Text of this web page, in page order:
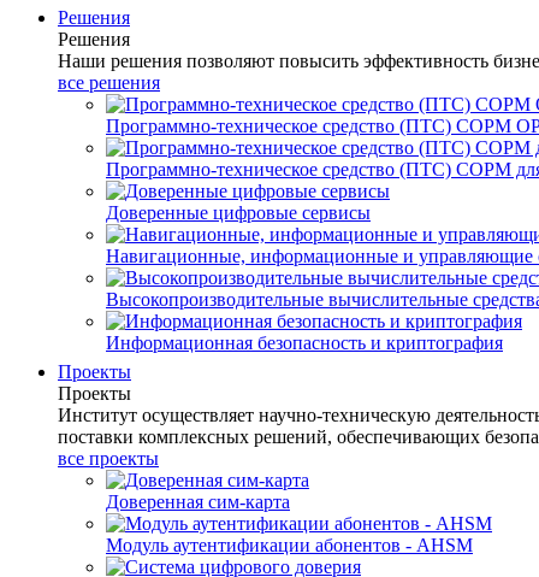
Решения
Решения
Наши решения позволяют повысить эффективность
все решения
Программно-техническое средство (ПТС) СОРМ
Программно-техническое средство (ПТС) СОРМ
Доверенные цифровые сервисы
Навигационные, информационные и управляющие
Высокопроизводительные вычислительные
Информационная безопасность и криптография
Проекты
Проекты
Институт осуществляет научно-техническую
поставки комплексных решений, обеспечивающих
все проекты
Доверенная сим-карта
Модуль аутентификации абонентов - AHSM